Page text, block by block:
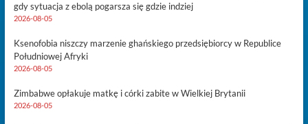
gdy sytuacja z ebolą pogarsza się gdzie indziej
2026-08-05
Ksenofobia niszczy marzenie ghańskiego przedsiębiorcy w Republice
Południowej Afryki
2026-08-05
Zimbabwe opłakuje matkę i córki zabite w Wielkiej Brytanii
2026-08-05